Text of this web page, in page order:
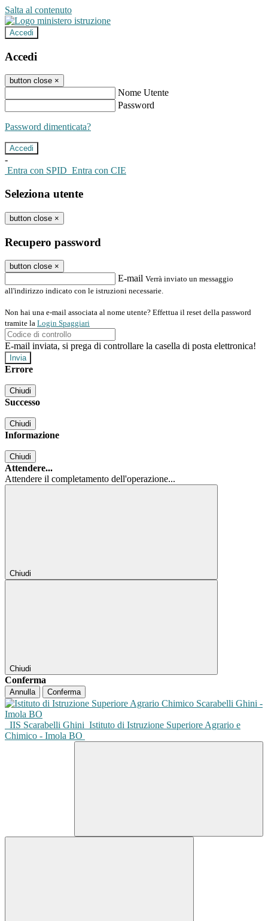
Salta al contenuto
Accedi
Accedi
button close ×
Nome Utente
Password
Password dimenticata?
-
Entra con SPID Entra con CIE
Seleziona utente
button close ×
Recupero password
button close ×
E-mail Verrà inviato un messaggio
all'indirizzo indicato con le istruzioni necessarie.
Non hai una e-mail associata al nome utente? Effettua il reset della password
tramite la Login Spaggiari
E-mail inviata, si prega di controllare la casella di posta elettronica!
Errore
Chiudi
Successo
Chiudi
Informazione
Chiudi
Attendere...
Attendere il completamento dell'operazione...
Chiudi
Chiudi
Conferma
Annulla Conferma
IIS Scarabelli Ghini Istituto di Istruzione Superiore Agrario e
Chimico - Imola BO